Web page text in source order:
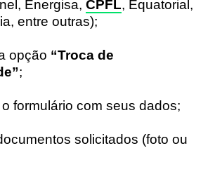
Energisa, CPFL, Equatorial,
entre outras);
opção “Troca de
;
formulário com seus dados;
solicitados (foto ou